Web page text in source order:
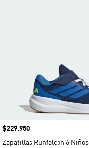
Precio
$229.950
Zapatillas Runfalcon 6 Niños